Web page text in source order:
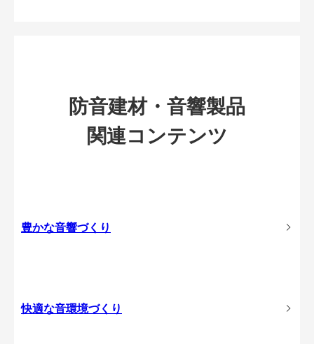
防音建材・音響製品
関連コンテンツ
豊かな音響づくり
快適な音環境づくり